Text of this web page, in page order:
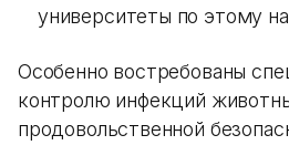
университеты по этому
Особенно востребованы
контролю инфекций
продовольственной